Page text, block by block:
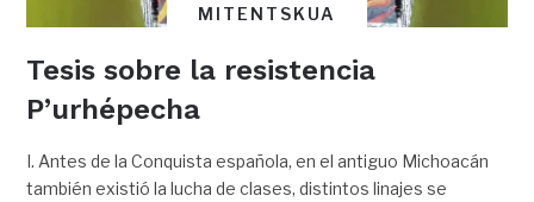
MITENTSKUA
Tesis sobre la resistencia
P’urhépecha
I. Antes de la Conquista española, en el antiguo Michoacán
también existió la lucha de clases, distintos linajes se